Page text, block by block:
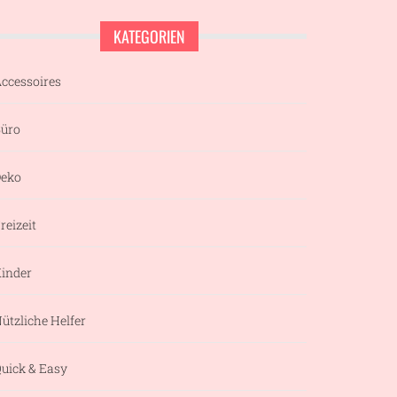
KATEGORIEN
Helfer
& Easy